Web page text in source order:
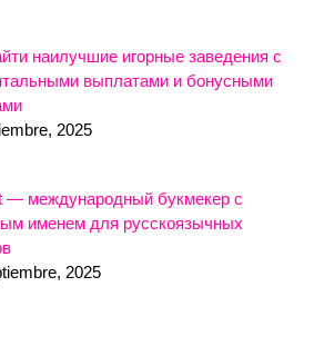
наилучшие игорные заведения с
выплатами и бонусными
2025
— международный букмекер с
именем для русскоязычных
2025